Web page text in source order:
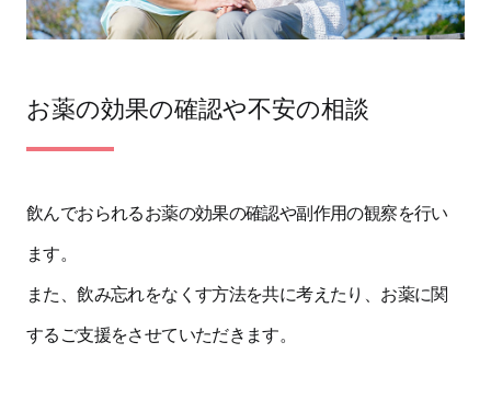
お薬の効果の確認や不安の相談
飲んでおられるお薬の効果の確認や副作用の観察を行い
ます。
また、飲み忘れをなくす方法を共に考えたり、お薬に関
するご支援をさせていただきます。